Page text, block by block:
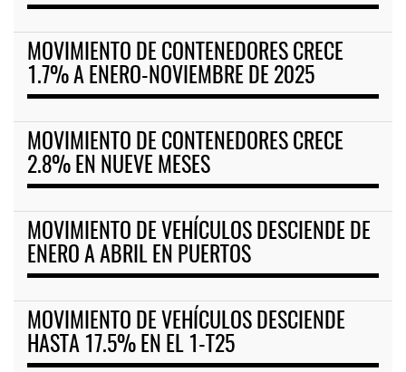
MOVIMIENTO DE CONTENEDORES CRECE
1.7% A ENERO-NOVIEMBRE DE 2025
MOVIMIENTO DE CONTENEDORES CRECE
2.8% EN NUEVE MESES
MOVIMIENTO DE VEHÍCULOS DESCIENDE DE
ENERO A ABRIL EN PUERTOS
MOVIMIENTO DE VEHÍCULOS DESCIENDE
HASTA 17.5% EN EL 1-T25